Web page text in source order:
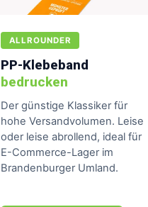
ALLROUNDER
PP-Klebeband
bedrucken
Der günstige Klassiker für
hohe Versandvolumen. Leise
oder leise abrollend, ideal für
E-Commerce-Lager im
Brandenburger Umland.